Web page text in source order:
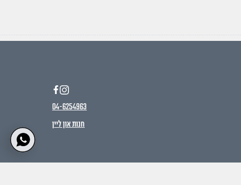
04-6254963
חנות און ליין